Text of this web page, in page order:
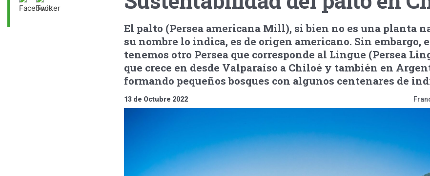
El palto (Persea americana Mill), si bien no es una planta
su nombre lo indica, es de origen americano. Sin embargo,
tenemos otro Persea que corresponde al Lingue (Persea
que crece en desde Valparaíso a Chiloé y también en
formando pequeños bosques con algunos centenares de
13 de Octubre 2022